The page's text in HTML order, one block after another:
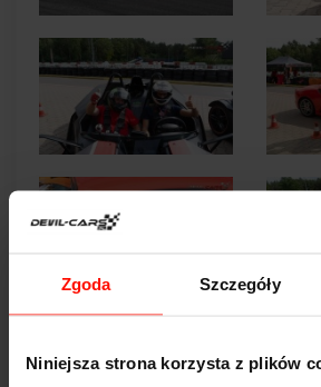
Zgoda Szczegóły
Niniejsza strona korzysta z plików